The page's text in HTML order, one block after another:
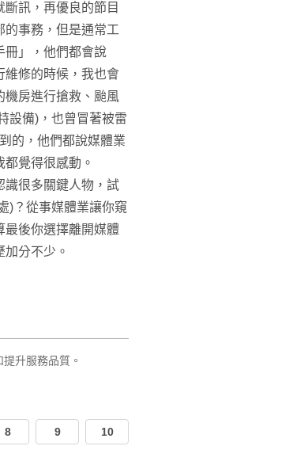
訊，再優良的節目
的事務，但是通常工
冊」，他們都會說
維修的時候，我也會
機房進行搶救、颱風
設備)，也曾冒著被雷
的，他們都說媒體業
覺得很感動。
識很多關鍵人物，試
)？從事媒體業讓你窺
最後你選擇離開媒體
分不少。
升服務品質。
8 9 10